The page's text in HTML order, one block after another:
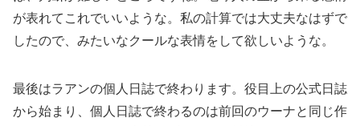
が表れてこれでいいような。私の計算では大丈夫なはずで
したので、みたいなクールな表情をして欲しいような。
最後はラアンの個人日誌で終わります。役目上の公式日誌
から始まり、個人日誌で終わるのは前回のウーナと同じ作